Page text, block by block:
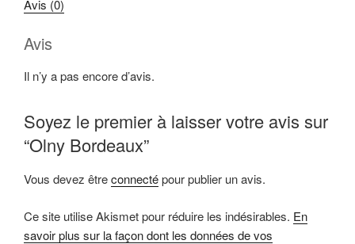
Avis (0)
Avis
Il n’y a pas encore d’avis.
Soyez le premier à laisser votre avis sur
“Olny Bordeaux”
Vous devez êtreconnectépour publier un avis.
Ce site utilise Akismet pour réduire les indésirables. En
savoir plus sur la façon dont les données de vos